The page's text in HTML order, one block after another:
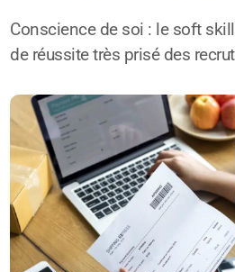
Conscience de soi : le soft
de réussite très prisé des